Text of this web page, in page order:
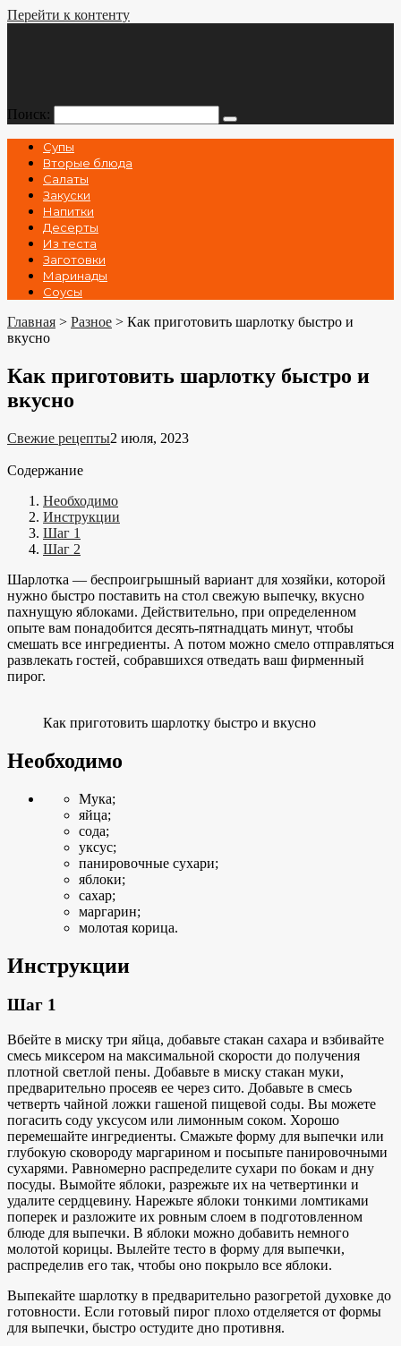
Перейти к контенту
Поиск:
Супы
Вторые блюда
Салаты
Закуски
Напитки
Десерты
Из теста
Заготовки
Маринады
Соусы
Главная > Разное > Как приготовить шарлотку быстро и
вкусно
Как приготовить шарлотку быстро и
вкусно
Свежие рецепты2 июля, 2023
Содержание
Необходимо
Инструкции
Шаг 1
Шаг 2
Шарлотка — беспроигрышный вариант для хозяйки, которой
нужно быстро поставить на стол свежую выпечку, вкусно
пахнущую яблоками. Действительно, при определенном
опыте вам понадобится десять-пятнадцать минут, чтобы
смешать все ингредиенты. А потом можно смело отправляться
развлекать гостей, собравшихся отведать ваш фирменный
пирог.
Как приготовить шарлотку быстро и вкусно
Необходимо
Мука;
яйца;
сода;
уксус;
панировочные сухари;
яблоки;
сахар;
маргарин;
молотая корица.
Инструкции
Шаг 1
Вбейте в миску три яйца, добавьте стакан сахара и взбивайте
смесь миксером на максимальной скорости до получения
плотной светлой пены. Добавьте в миску стакан муки,
предварительно просеяв ее через сито. Добавьте в смесь
четверть чайной ложки гашеной пищевой соды. Вы можете
погасить соду уксусом или лимонным соком. Хорошо
перемешайте ингредиенты. Смажьте форму для выпечки или
глубокую сковороду маргарином и посыпьте панировочными
сухарями. Равномерно распределите сухари по бокам и дну
посуды. Вымойте яблоки, разрежьте их на четвертинки и
удалите сердцевину. Нарежьте яблоки тонкими ломтиками
поперек и разложите их ровным слоем в подготовленном
блюде для выпечки. В яблоки можно добавить немного
молотой корицы. Вылейте тесто в форму для выпечки,
распределив его так, чтобы оно покрыло все яблоки.
Выпекайте шарлотку в предварительно разогретой духовке до
готовности. Если готовый пирог плохо отделяется от формы
для выпечки, быстро остудите дно противня.